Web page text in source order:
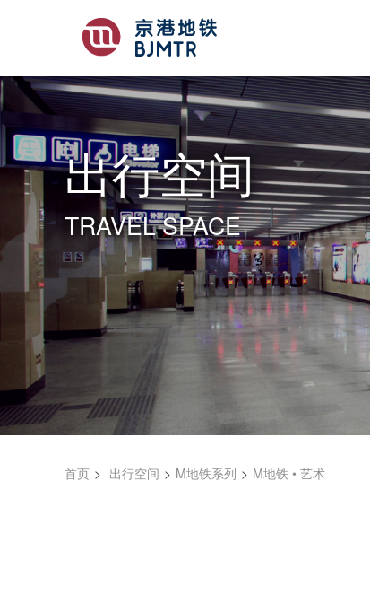
出行空间
TRAVEL SPACE
首页 出行空间 M地铁系列 M地铁 • 艺术